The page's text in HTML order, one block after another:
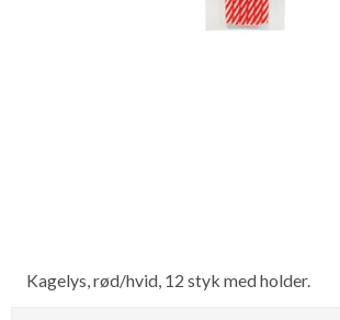
Kagelys, rød/hvid, 12 styk med holder.